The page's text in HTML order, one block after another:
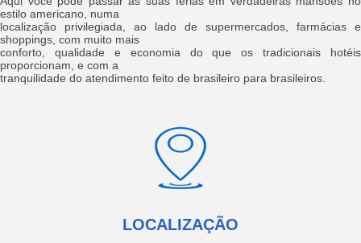
estilo americano, numa
localização privilegiada, ao lado de supermercados, farmácias e
shoppings, com muito mais
conforto, qualidade e economia do que os tradicionais hotéis
proporcionam, e com a
tranquilidade do atendimento feito de brasileiro para brasileiros.
LOCALIZAÇÃO